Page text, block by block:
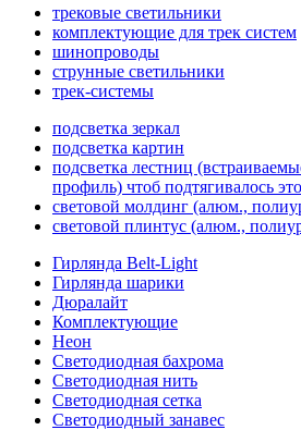
трековые светильники
комплектующие для трек систем
шинопроводы
струнные светильники
трек-системы
подсветка зеркал
подсветка картин
подсветка лестниц
профиль) чтоб подтягивалось это
световой молдинг (алюм.,
световой плинтус (алюм.,
Гирлянда Belt-Light
Гирлянда шарики
Дюралайт
Комплектующие
Неон
Светодиодная бахрома
Светодиодная нить
Светодиодная сетка
Светодиодный занавес